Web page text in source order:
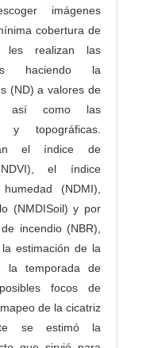
imágenes
cobertura de
realizan las
haciendo la
(ND) a valores de
así como las
y topográficas.
el índice de
el índice
humedad (NDMI),
(NMDISoil) y por
incendio (NBR),
estimación de la
la temporada de
focos de
de la cicatriz
se estimó la